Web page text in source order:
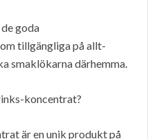
goda
tillgängliga på allt-
smaklökarna därhemma.
koncentrat?
är en unik produkt på